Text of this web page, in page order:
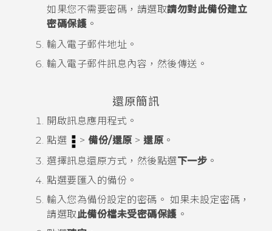
如果您不需要密碼，請選取請勿對此備份建立
密碼保護 。
輸入電子郵件地址。
輸入電子郵件訊息內容，然後傳送。
還原簡訊
開啟訊息應用程式。
點選
> 備份/還原 > 還原 。
選擇訊息還原方式，然後點選下一步 。
點選要匯入的備份。
輸入您為備份設定的密碼。 如果未設定密碼，
請選取 此備份檔未受密碼保護 。